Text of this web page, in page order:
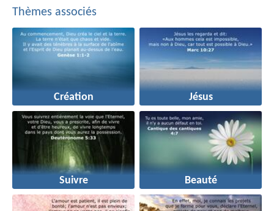
Thèmes associés
Création Jésus
Suivre Beauté